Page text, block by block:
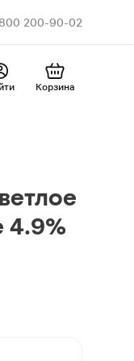
200-90-02
Корзина
4.9%